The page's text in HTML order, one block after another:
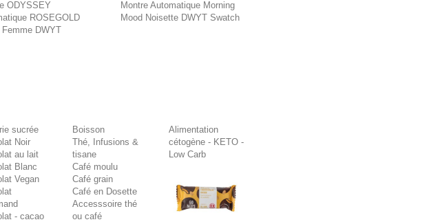
ODYSSEY
ROSEGOLD
Femme DWYT
Montre Automatique Morning
Mood Noisette DWYT Swatch
sucrée
Noir
au lait
Blanc
Vegan
- cacao
Boisson
Thé, Infusions &
tisane
Café moulu
Café grain
Café en Dosette
Accesssoire thé
ou café
Alimentation
cétogène - KETO -
Low Carb